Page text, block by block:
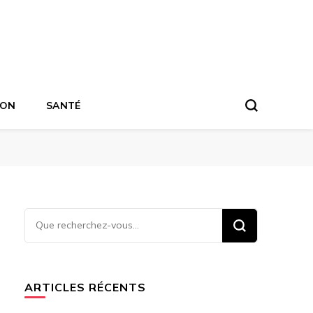
SANTÉ
Vous
recherchiez
ARTICLES RÉCENTS